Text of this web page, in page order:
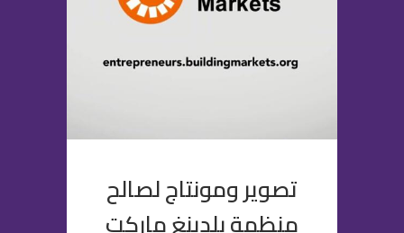
تصوير ومونتاج لصالح
منظمة بلدينغ ماركت